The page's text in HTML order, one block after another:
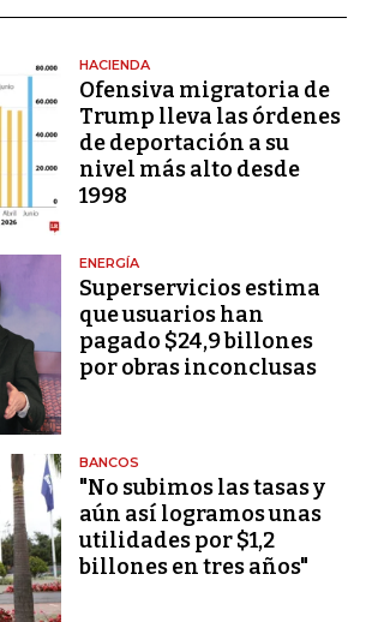
HACIENDA
Ofensiva migratoria de
Trump lleva las órdenes
de deportación a su
nivel más alto desde
1998
ENERGÍA
Superservicios estima
que usuarios han
pagado $24,9 billones
por obras inconclusas
BANCOS
"No subimos las tasas y
aún así logramos unas
utilidades por $1,2
billones en tres años"